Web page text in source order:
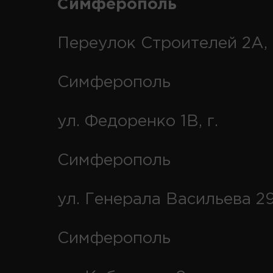
Симферополь
Переулок Строителей 2А,
Симферополь
ул. Федоренко 1В, г.
Симферополь
ул. Генерала Васильева
Симферополь